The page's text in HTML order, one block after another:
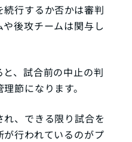
行するか否かは審判
後攻チームは関与し
、試合前の中止の判
節になります。
、できる限り試合を
行われているのがプ